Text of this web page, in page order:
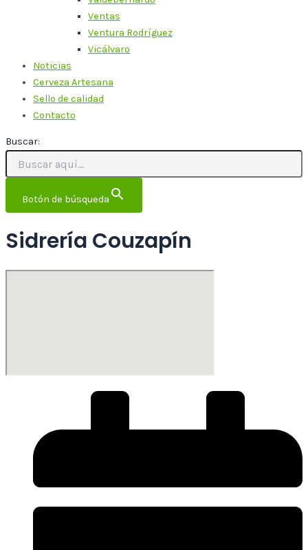
Ventas
Ventura Rodríguez
Vicálvaro
Noticias
Cerveza Artesana
Sello de calidad
Contacto
Buscar:
Botón de búsqueda
Sidrería Couzapín